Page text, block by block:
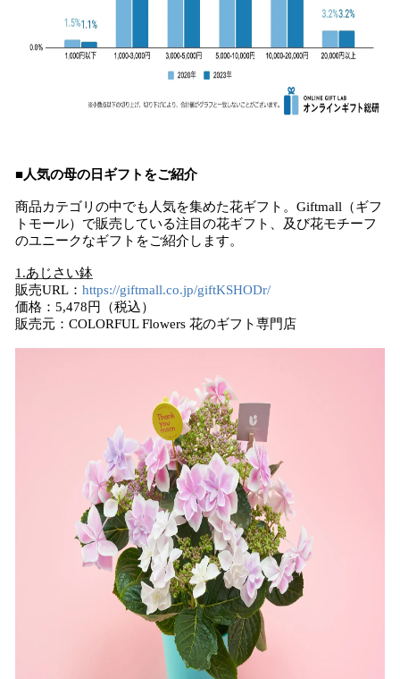
■人気の母の日ギフトをご紹介
商品カテゴリの中でも人気を集めた花ギフト。Giftmall（ギフ
トモール）で販売している注目の花ギフト、及び花モチーフ
のユニークなギフトをご紹介します。
1.あじさい鉢
販売URL： https://giftmall.co.jp/giftKSHODr/
価格：5,478円（税込）
販売元：COLORFUL Flowers 花のギフト専門店